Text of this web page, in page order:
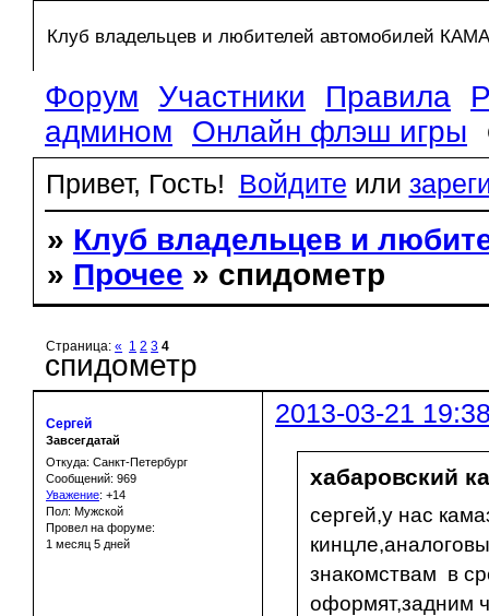
Клуб владельцев и любителей автомобилей
Форум Участники Правила
админом
Онлайн флэш игры
Привет, Гость!
Войдите или
» Клуб владельцев и
» Прочее » спидометр
спидометр
Страница:« 1 2 3 4
2013-03-21
Сергей
Завсегдатай
Откуда: Санкт-Петербург
Сообщений: 969
Уважение: +14
Пол: Мужской
Провел на форуме:
1 месяц 5 дней
хабаровский
сергей,у нас
знакомствам в
оформят,задним